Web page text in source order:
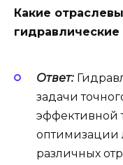
Какие
Ответ:
задачи
эффективной
оптимизации
различных